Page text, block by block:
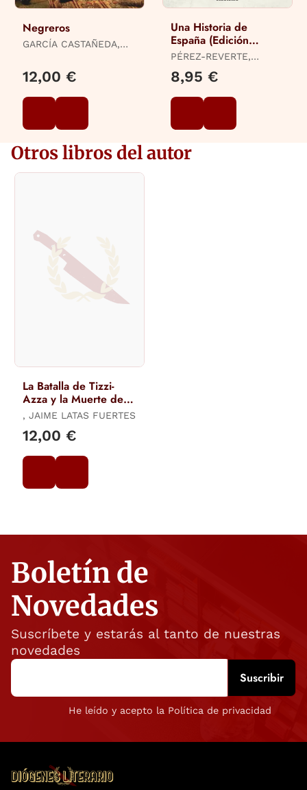
Negreros
GARCÍA CASTAÑEDA,
12,00 €
Una Historia de
España (Edición
Limitada · Verano)
PÉREZ-REVERTE,
8,95 €
Otros libros del autor
La Batalla de Tizzi-
Azza y la Muerte de
Valenzuela. Junio de
1923
, JAIME LATAS FUERTES
12,00 €
Boletín de
Novedades
Suscríbete y estarás al tanto de nuestras
novedades
He leído y acepto la Política de privacidad